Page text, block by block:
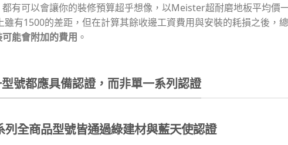
有可以會讓你的裝修預算超乎想像，以Meister超耐磨地板平均價
有1500的差距，但在計算其餘收邊工資費用與安裝的耗損之後，
能會附加的費用 。
號都應具備認證，而非單一系列認證
列全商品型號皆通過綠建材與藍天使認證